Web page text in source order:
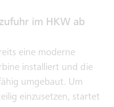
im HKW ab
eine moderne
installiert und die
umgebaut. Um
einzusetzen, startet